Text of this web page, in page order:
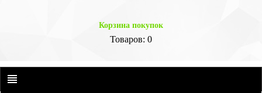
Корзина покупок
Товаров: 0